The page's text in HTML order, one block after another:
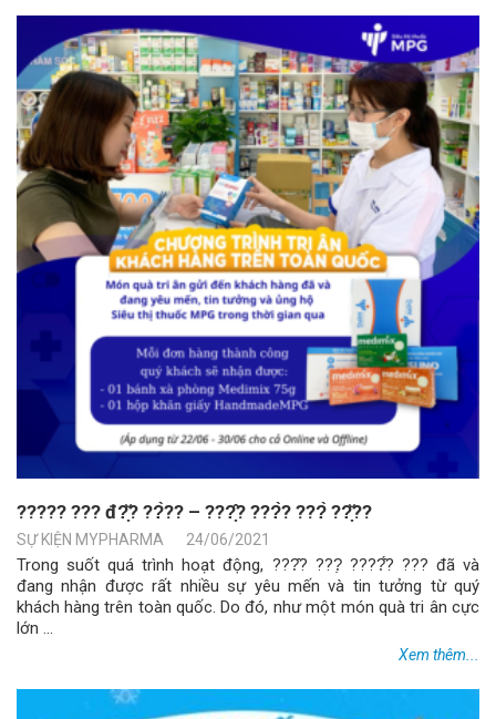
????? ??? đ?̣̆? ??̀?? – ???̣̂? ???̀? ???̀ ??̣̆??
SỰ KIỆN MYPHARMA 24/06/2021
Trong suốt quá trình hoạt động, ???̂? ???̣ ????̂́? ??? đã và
đang nhận được rất nhiều sự yêu mến và tin tưởng từ quý
khách hàng trên toàn quốc. Do đó, như một món quà tri ân cực
lớn ...
Xem thêm...